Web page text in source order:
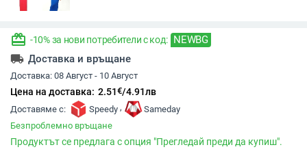
redeem -10% за нови потребители с код: NEWBG
local_shipping Доставка и връщане
Доставка: 08 Август - 10 Август
Цена на доставка: 2.51€/4.91лв
Доставяме с: Speedy ,
Sameday
Безпроблемно връщане
Продуктът се предлага с опция "Прегледай преди да купиш".